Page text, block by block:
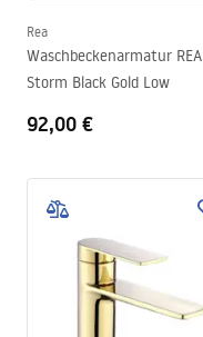
Rea
Waschbeckenarmatur REA
Storm Black Gold Low
92,00 €